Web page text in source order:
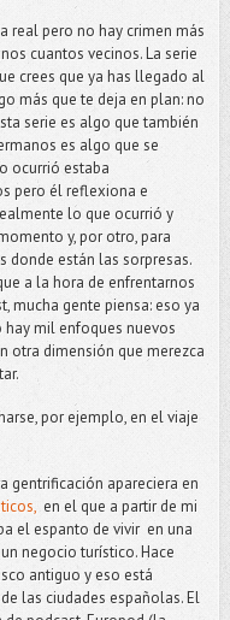
real pero no hay crimen más
cuantos vecinos. La serie
crees que ya has llegado al
más que te deja en plan: no
serie es algo que también
es algo que se
ocurrió estaba
pero él reflexiona e
lo que ocurrió y
y, por otro, para
donde están las sorpresas.
a la hora de enfrentarnos
mucha gente piensa: eso ya
hay mil enfoques nuevos
otra dimensión que merezca
por ejemplo, en el viaje
gentrificación apareciera en
en el que a partir de mi
el espanto de vivir en una
negocio turístico. Hace
antiguo y eso está
las ciudades españolas. El